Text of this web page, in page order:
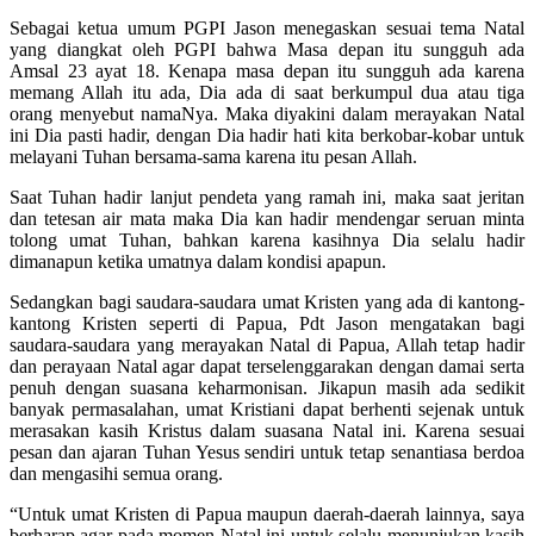
Sebagai ketua umum PGPI Jason menegaskan sesuai tema Natal
yang diangkat oleh PGPI bahwa Masa depan itu sungguh ada
Amsal 23 ayat 18. Kenapa masa depan itu sungguh ada karena
memang Allah itu ada, Dia ada di saat berkumpul dua atau tiga
orang menyebut namaNya. Maka diyakini dalam merayakan Natal
ini Dia pasti hadir, dengan Dia hadir hati kita berkobar-kobar untuk
melayani Tuhan bersama-sama karena itu pesan Allah.
Saat Tuhan hadir lanjut pendeta yang ramah ini, maka saat jeritan
dan tetesan air mata maka Dia kan hadir mendengar seruan minta
tolong umat Tuhan, bahkan karena kasihnya Dia selalu hadir
dimanapun ketika umatnya dalam kondisi apapun.
Sedangkan bagi saudara-saudara umat Kristen yang ada di kantong-
kantong Kristen seperti di Papua, Pdt Jason mengatakan bagi
saudara-saudara yang merayakan Natal di Papua, Allah tetap hadir
dan perayaan Natal agar dapat terselenggarakan dengan damai serta
penuh dengan suasana keharmonisan. Jikapun masih ada sedikit
banyak permasalahan, umat Kristiani dapat berhenti sejenak untuk
merasakan kasih Kristus dalam suasana Natal ini. Karena sesuai
pesan dan ajaran Tuhan Yesus sendiri untuk tetap senantiasa berdoa
dan mengasihi semua orang.
“Untuk umat Kristen di Papua maupun daerah-daerah lainnya, saya